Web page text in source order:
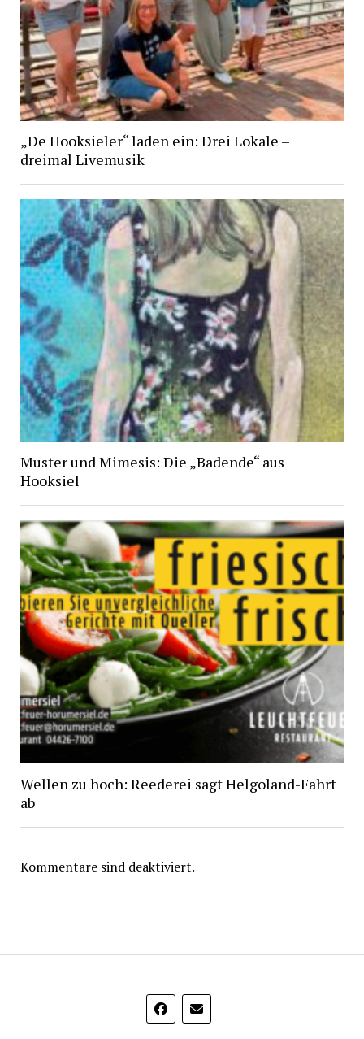
„De Hooksieler“ laden ein: Drei Lokale –
dreimal Livemusik
Muster und Mimesis: Die „Badende“ aus
Hooksiel
Wellen zu hoch: Reederei sagt Helgoland-Fahrt
ab
Kommentare sind deaktiviert.